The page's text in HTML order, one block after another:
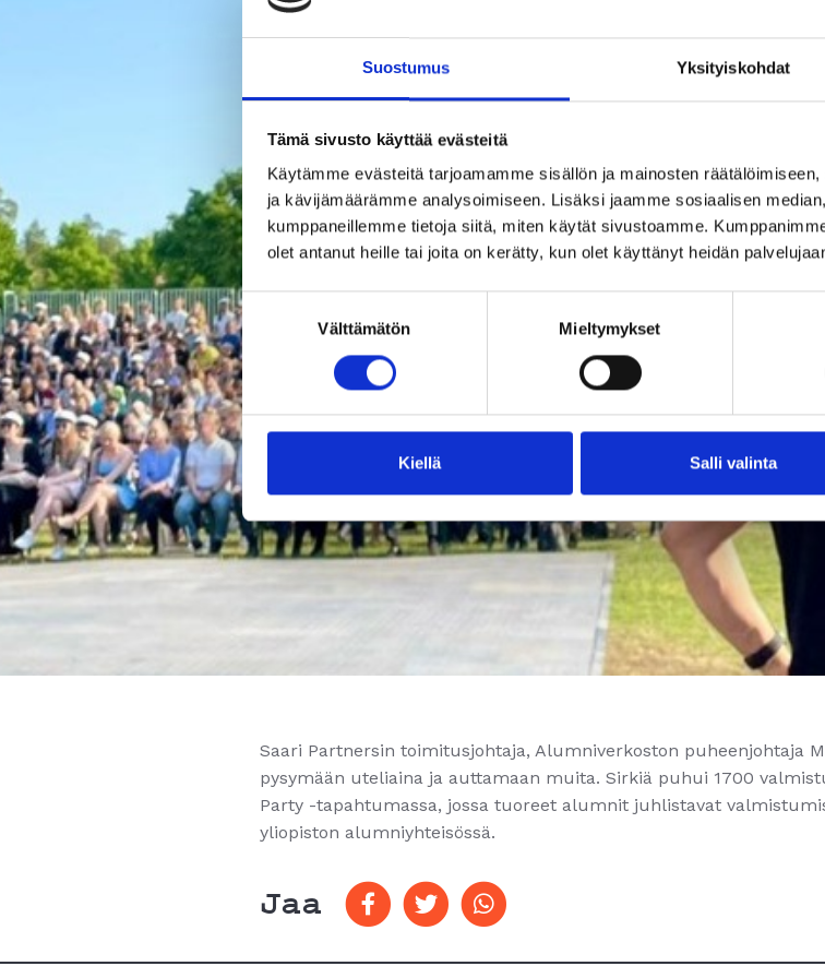
Suostumus Yksityiskohdat
Tämä sivusto käyttää evästeitä
Käytämme evästeitä tarjoamamme sisällön ja mainosten
ja kävijämäärämme analysoimiseen. Lisäksi jaamme sosiaalisen
kumppaneillemme tietoja siitä, miten käytät sivustoamme.
olet antanut heille tai joita on kerätty, kun olet käyttänyt heidän
Suostumuksen
valinta
Välttämätön Mieltymykset
Kiellä Salli valinta
Mia Sirkiä: kun autat
muita, rakennat
yhteisöä
Saari Partnersin toimitusjohtaja, Alumniverkoston puheenjohtaja
pysymään uteliaina ja auttamaan muita. Sirkiä puhui 1700
Party -tapahtumassa, jossa tuoreet alumnit juhlistavat
yliopiston alumniyhteisössä.
Jaa